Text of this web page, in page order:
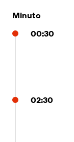
Minuto
00:30
02:30